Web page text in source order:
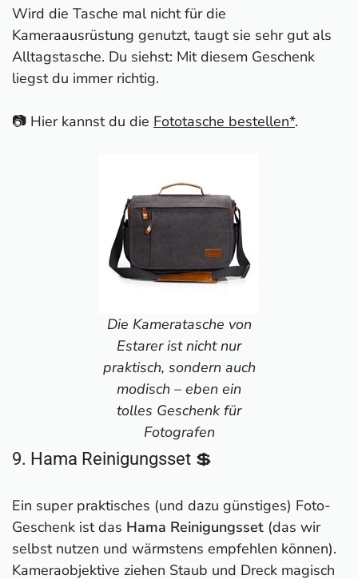
Wird die Tasche mal nicht für die
Kameraausrüstung genutzt, taugt sie sehr gut als
Alltagstasche. Du siehst: Mit diesem Geschenk
liegst du immer richtig.
📷 Hier kannst du die Fototasche bestellen*.
Die Kameratasche von
Estarer ist nicht nur
praktisch, sondern auch
modisch – eben ein
tolles Geschenk für
Fotografen
9. Hama Reinigungsset 💲
Ein super praktisches (und dazu günstiges) Foto-
Geschenk ist das Hama Reinigungsset (das wir
selbst nutzen und wärmstens empfehlen können).
Kameraobjektive ziehen Staub und Dreck magisch